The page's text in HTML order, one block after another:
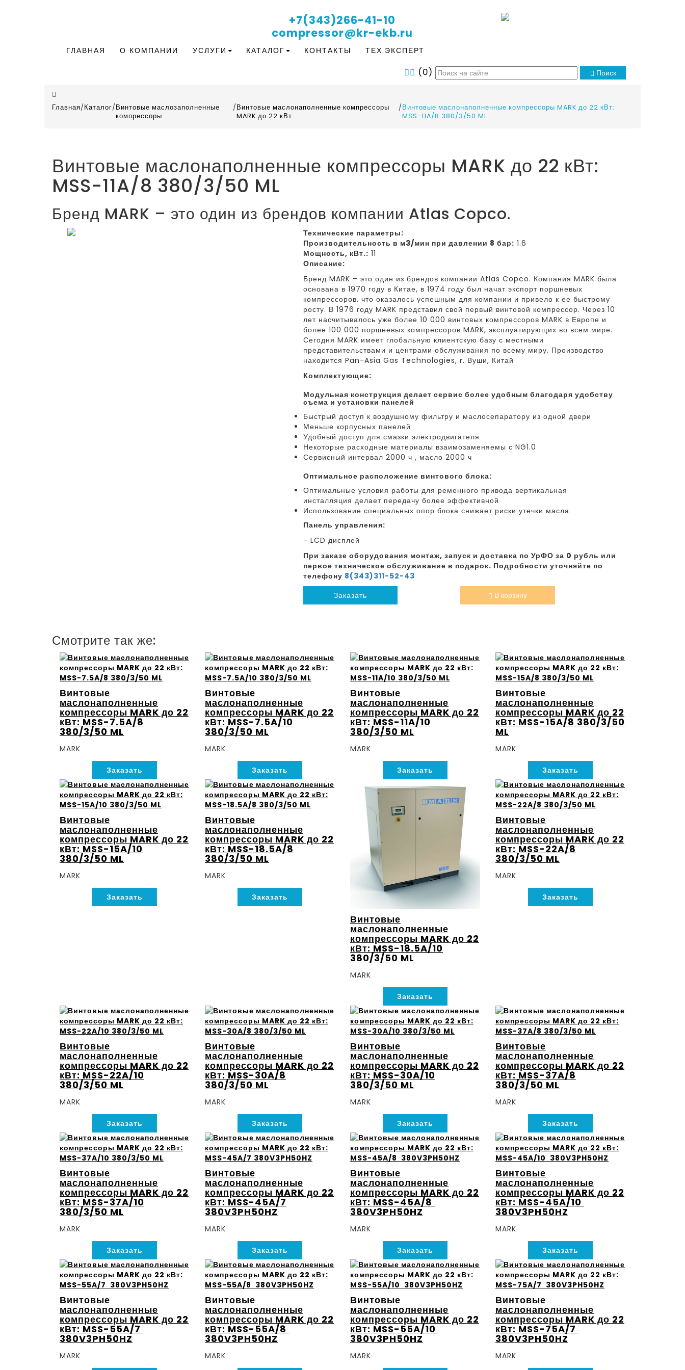
+7(343)266-41-10
compressor@kr-ekb.ru
ГЛАВНАЯ О КОМПАНИИ УСЛУГИ КАТАЛОГ КОНТАКТЫ ТЕХ.ЭКСПЕРТ
(0) Поиск
Главная/Каталог/Винтовые маслозаполненные
компрессоры
/Винтовые маслонаполненные компрессоры
MARK до 22 кВт
/Винтовые маслонаполненные компрессоры MARK до 22 кВт:
MSS-11A/8 380/3/50 ML
Винтовые маслонаполненные компрессоры MARK до 22 кВт:
MSS-11A/8 380/3/50 ML
Бренд MARK – это один из брендов компании Atlas Copco.
Технические параметры:
Производительность в м3/мин при давлении 8 бар: 1.6
Мощность, кВт.: 11
Описание:
Бренд MARK – это один из брендов компании Atlas Copco. Компания MARK была
основана в 1970 году в Китае, в 1974 году был начат экспорт поршневых
компрессоров, что оказалось успешным для компании и привело к ее быстрому
росту. В 1976 году MARK представил свой первый винтовой компрессор. Через 10
лет насчитывалось уже более 10 000 винтовых компрессоров MARK в Европе и
более 100 000 поршневых компрессоров MARK, эксплуатирующих во всем мире.
Сегодня MARK имеет глобальную клиентскую базу с местными
представительствами и центрами обслуживания по всему миру. Производство
находится Pan-Asia Gas Technologies, г. Вуши, Китай
Комплектующие:
модульная конструкция делает сервис более удобным благодаря удобству
съема и установки панелей
Быстрый доступ к воздушному фильтру и маслосепаратору из одной двери
Меньше корпусных панелей
Удобный доступ для смазки электродвигателя
Некоторые расходные материалы взаимозаменяемы с NG1.0
Сервисный интервал 2000 ч , масло 2000 ч
оптимальное расположение винтового блока:
Оптимальные условия работы для ременного привода вертикальная
инсталляция делает передачу более эффективной
Использование специальных опор блока снижает риски утечки масла
Панель управления:
- LCD дисплей
При заказе оборудования монтаж, запуск и доставка по УрФО за 0 рубль или
первое техническое обслуживание в подарок. Подробности уточняйте по
телефону 8(343)311-52-43
Заказать
В корзину
Смотрите так же:
Винтовые
маслонаполненные
компрессоры MARK до 22
кВт: MSS-7.5A/8
380/3/50 ML
MARK
Заказать
Винтовые
маслонаполненные
компрессоры MARK до 22
кВт: MSS-7.5A/10
380/3/50 ML
MARK
Заказать
Винтовые
маслонаполненные
компрессоры MARK до 22
кВт: MSS-11A/10
380/3/50 ML
MARK
Заказать
Винтовые
маслонаполненные
компрессоры MARK до 22
кВт: MSS-15A/8 380/3/50
ML
MARK
Заказать
Винтовые
маслонаполненные
компрессоры MARK до 22
кВт: MSS-15A/10
380/3/50 ML
MARK
Заказать
Винтовые
маслонаполненные
компрессоры MARK до 22
кВт: MSS-18.5A/8
380/3/50 ML
MARK
Заказать
Винтовые
маслонаполненные
компрессоры MARK до 22
кВт: MSS-18.5A/10
380/3/50 ML
MARK
Заказать
Винтовые
маслонаполненные
компрессоры MARK до 22
кВт: MSS-22A/8
380/3/50 ML
MARK
Заказать
Винтовые
маслонаполненные
компрессоры MARK до 22
кВт: MSS-22A/10
380/3/50 ML
MARK
Заказать
Винтовые
маслонаполненные
компрессоры MARK до 22
кВт: MSS-30A/8
380/3/50 ML
MARK
Заказать
Винтовые
маслонаполненные
компрессоры MARK до 22
кВт: MSS-30A/10
380/3/50 ML
MARK
Заказать
Винтовые
маслонаполненные
компрессоры MARK до 22
кВт: MSS-37A/8
380/3/50 ML
MARK
Заказать
Винтовые
маслонаполненные
компрессоры MARK до 22
кВт: MSS-37A/10
380/3/50 ML
MARK
Заказать
Винтовые
маслонаполненные
компрессоры MARK до 22
кВт: MSS-45A/7
380V3PH50HZ
MARK
Заказать
Винтовые
маслонаполненные
компрессоры MARK до 22
кВт: MSS-45A/8
380V3PH50HZ
MARK
Заказать
Винтовые
маслонаполненные
компрессоры MARK до 22
кВт: MSS-45A/10
380V3PH50HZ
MARK
Заказать
Винтовые
маслонаполненные
компрессоры MARK до 22
кВт: MSS-55A/7
380V3PH50HZ
MARK
Винтовые
маслонаполненные
компрессоры MARK до 22
кВт: MSS-55A/8
380V3PH50HZ
MARK
Винтовые
маслонаполненные
компрессоры MARK до 22
кВт: MSS-55A/10
380V3PH50HZ
MARK
Винтовые
маслонаполненные
компрессоры MARK до 22
кВт: MSS-75A/7
380V3PH50HZ
MARK